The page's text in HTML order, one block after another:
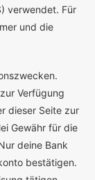
verwendet. Für
und die
Verfügung
dieser Seite zur
Gewähr für die
deine Bank
bestätigen.